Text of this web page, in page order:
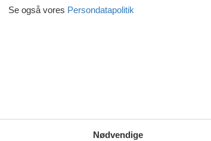
Se også vores Persondatapolitik
Nødvendige